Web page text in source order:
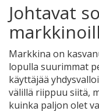
Johtavat
Markkina on
lopulla suurimmat
käyttäjää
välillä riippuu siitä,
kuinka paljon olet